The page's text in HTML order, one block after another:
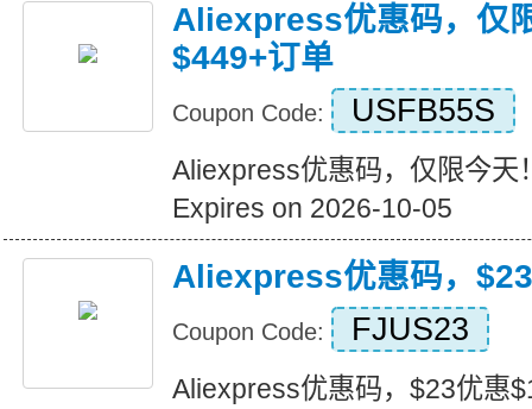
Aliexpress优惠码，仅
$449+订单
Coupon Code: USFB55S
Aliexpress优惠码，仅限今天
Expires on 2026-10-05
Aliexpress优惠码，
Coupon Code: FJUS23
Aliexpress优惠码，$23优惠